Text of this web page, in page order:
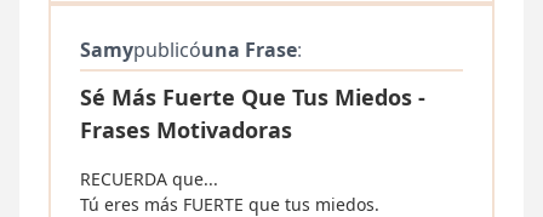
Samypublicóuna Frase:
Sé Más Fuerte Que Tus Miedos -
Frases Motivadoras
RECUERDA que...
Tú eres más FUERTE que tus miedos.